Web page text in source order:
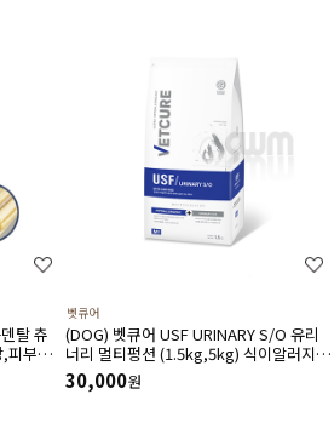
탈 츄
피부건
벳큐어
(DOG) 벳큐어 USF URINARY S/O 유리
너리 멀티펑션 (1.5kg,5kg) 식이알러지
결석관리 가수분해 면역건강 피부관리 피
모관리에 도움
30,000원